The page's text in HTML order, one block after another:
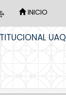
INICIO
UAQ